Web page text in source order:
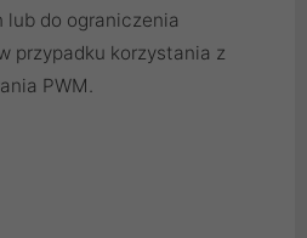
lub do ograniczenia
przypadku korzystania z
PWM.